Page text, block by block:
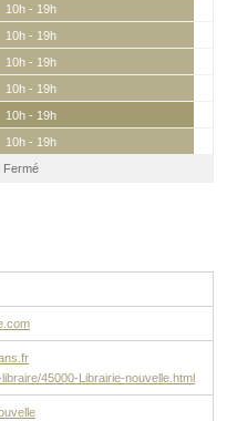
10h - 19h
10h - 19h
10h - 19h
10h - 19h
10h - 19h
10h - 19h
Fermé
45000-Librairie-nouvelle.html